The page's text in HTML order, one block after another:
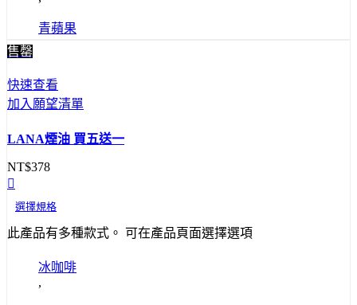
青蘋果
售罄
快速查看
加入願望清單
LANA煙油 買五送一
NT$378
選擇規格
此產品有多種款式。 可在產品頁面選擇選項
冰咖啡
,